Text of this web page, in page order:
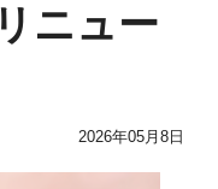
ニュー
2026年05月8日